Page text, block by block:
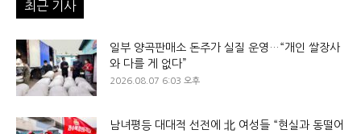
최근 기사
일부 양곡판매소 돈주가 실질 운영…“개인 쌀장사
와 다를 게 없다”
2026.08.07 6:03 오후
남녀평등 대대적 선전에 北 여성들 “현실과 동떨어